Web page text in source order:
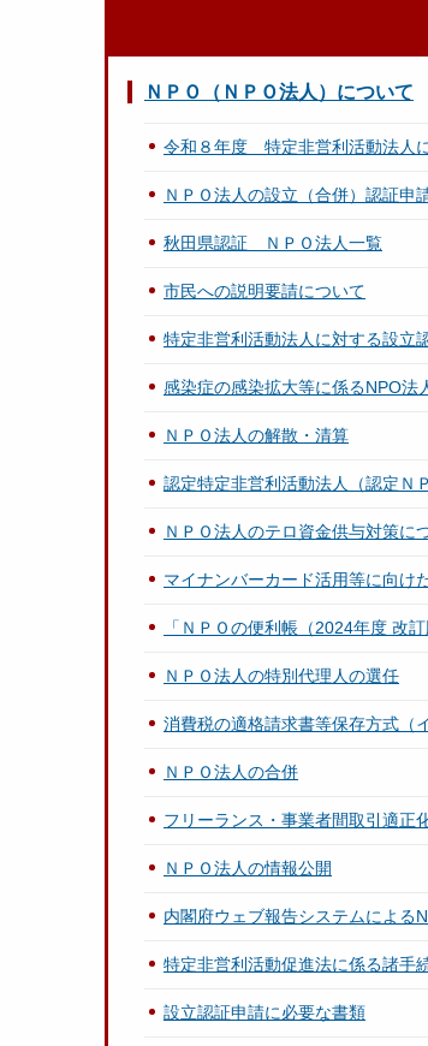
ＮＰＯ（ＮＰＯ法人）について
令和８年度 特定非営利活動法人
ＮＰＯ法人の設立（合併）認証申
秋田県認証 ＮＰＯ法人一覧
市民への説明要請について
特定非営利活動法人に対する設立
感染症の感染拡大等に係るNPO法
ＮＰＯ法人の解散・清算
認定特定非営利活動法人（認定Ｎ
ＮＰＯ法人のテロ資金供与対策に
マイナンバーカード活用等に向け
「ＮＰＯの便利帳（2024年度 改
ＮＰＯ法人の特別代理人の選任
消費税の適格請求書等保存方式（
ＮＰＯ法人の合併
フリーランス・事業者間取引適正
ＮＰＯ法人の情報公開
内閣府ウェブ報告システムによる
特定非営利活動促進法に係る諸手
設立認証申請に必要な書類